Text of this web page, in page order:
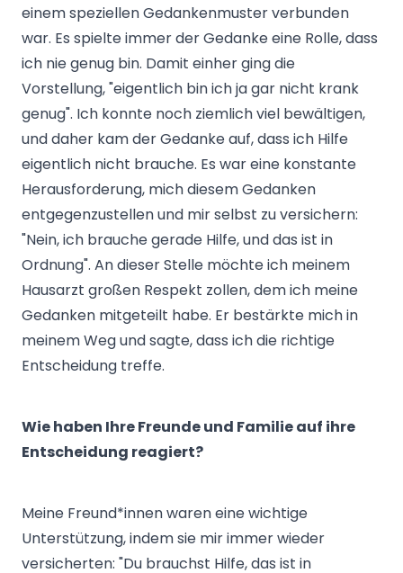
einem speziellen Gedankenmuster verbunden
war. Es spielte immer der Gedanke eine Rolle, dass
ich nie genug bin. Damit einher ging die
Vorstellung, "eigentlich bin ich ja gar nicht krank
genug". Ich konnte noch ziemlich viel bewältigen,
und daher kam der Gedanke auf, dass ich Hilfe
eigentlich nicht brauche. Es war eine konstante
Herausforderung, mich diesem Gedanken
entgegenzustellen und mir selbst zu versichern:
"Nein, ich brauche gerade Hilfe, und das ist in
Ordnung". An dieser Stelle möchte ich meinem
Hausarzt großen Respekt zollen, dem ich meine
Gedanken mitgeteilt habe. Er bestärkte mich in
meinem Weg und sagte, dass ich die richtige
Entscheidung treffe.
Wie haben Ihre Freunde und Familie auf ihre
Entscheidung reagiert?
Meine Freund*innen waren eine wichtige
Unterstützung, indem sie mir immer wieder
versicherten: "Du brauchst Hilfe, das ist in